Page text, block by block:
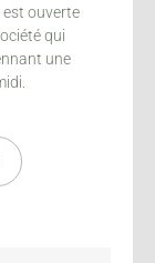
ouverte
qui
une